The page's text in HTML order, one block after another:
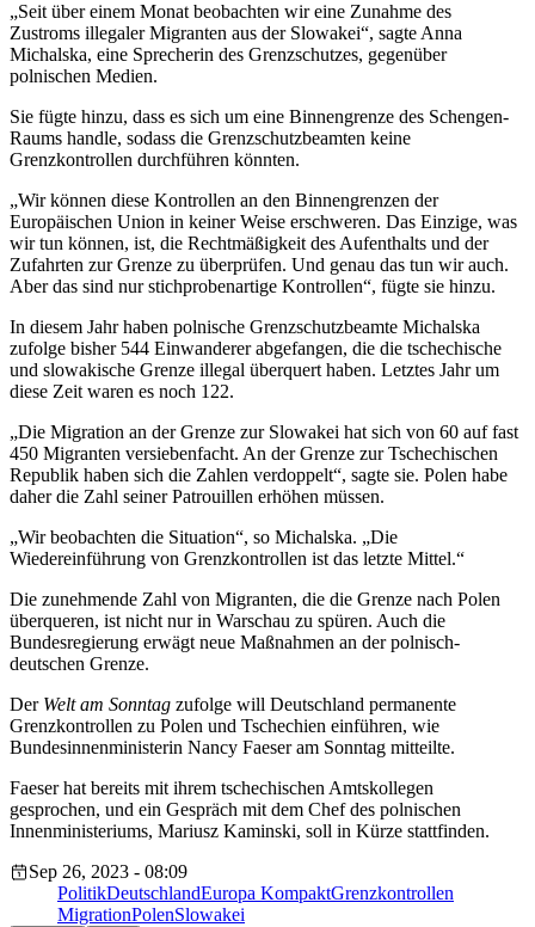
„Seit über einem Monat beobachten wir eine Zunahme des
Zustroms illegaler Migranten aus der Slowakei“, sagte Anna
Michalska, eine Sprecherin des Grenzschutzes, gegenüber
polnischen Medien.
Sie fügte hinzu, dass es sich um eine Binnengrenze des Schengen-
Raums handle, sodass die Grenzschutzbeamten keine
Grenzkontrollen durchführen könnten.
„Wir können diese Kontrollen an den Binnengrenzen der
Europäischen Union in keiner Weise erschweren. Das Einzige, was
wir tun können, ist, die Rechtmäßigkeit des Aufenthalts und der
Zufahrten zur Grenze zu überprüfen. Und genau das tun wir auch.
Aber das sind nur stichprobenartige Kontrollen“, fügte sie hinzu.
In diesem Jahr haben polnische Grenzschutzbeamte Michalska
zufolge bisher 544 Einwanderer abgefangen, die die tschechische
und slowakische Grenze illegal überquert haben. Letztes Jahr um
diese Zeit waren es noch 122.
„Die Migration an der Grenze zur Slowakei hat sich von 60 auf fast
450 Migranten versiebenfacht. An der Grenze zur Tschechischen
Republik haben sich die Zahlen verdoppelt“, sagte sie. Polen habe
daher die Zahl seiner Patrouillen erhöhen müssen.
„Wir beobachten die Situation“, so Michalska. „Die
Wiedereinführung von Grenzkontrollen ist das letzte Mittel.“
Die zunehmende Zahl von Migranten, die die Grenze nach Polen
überqueren, ist nicht nur in Warschau zu spüren. Auch die
Bundesregierung erwägt neue Maßnahmen an der polnisch-
deutschen Grenze.
Der Welt am Sonntag zufolge will Deutschland permanente
Grenzkontrollen zu Polen und Tschechien einführen, wie
Bundesinnenministerin Nancy Faeser am Sonntag mitteilte.
Faeser hat bereits mit ihrem tschechischen Amtskollegen
gesprochen, und ein Gespräch mit dem Chef des polnischen
Innenministeriums, Mariusz Kaminski, soll in Kürze stattfinden.
Sep 26, 2023 - 08:09
PolitikDeutschlandEuropa KompaktGrenzkontrollen
MigrationPolenSlowakei